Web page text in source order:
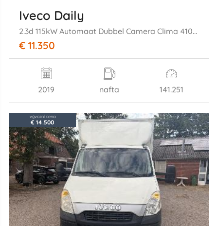
Iveco Daily
2.3d 115kW Automaat Dubbel Camera Clima 410H2
€ 11.350
2019 nafta 141.251
vývozní cena
€ 14.500